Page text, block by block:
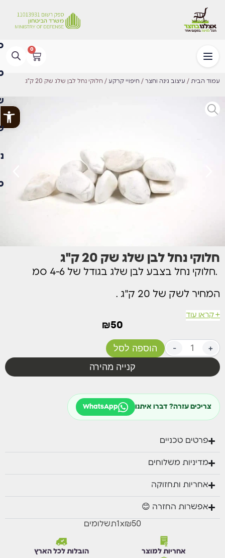
0
עמוד הבית / עיצוב גינה וחצר / חיפויי קרקע / חלוקי נחל לבן שלג שק 20 ק"ג
חלוקי נחל לבן שלג שק 20 ק"ג
.חלוקי נחל בצבע לבן שלג בגודל של 4-6 סמ
המחיר לשק של 20 ק"ג .
קיים במלאי לאיסוף עצמי, משלוח בהובלת מנוף
+ קראו עוד
₪50
- +
הוספה לסל
קנייה מהירה
צריכים עזרה? דברו איתנו WhatsApp
פרטים טכניים
מדיניות משלוחים
אחריות ותחזוקה
אפשרות החזרה 😊
₪50
x
1תשלומים
אחריות למוצר הובלות לכל הארץ